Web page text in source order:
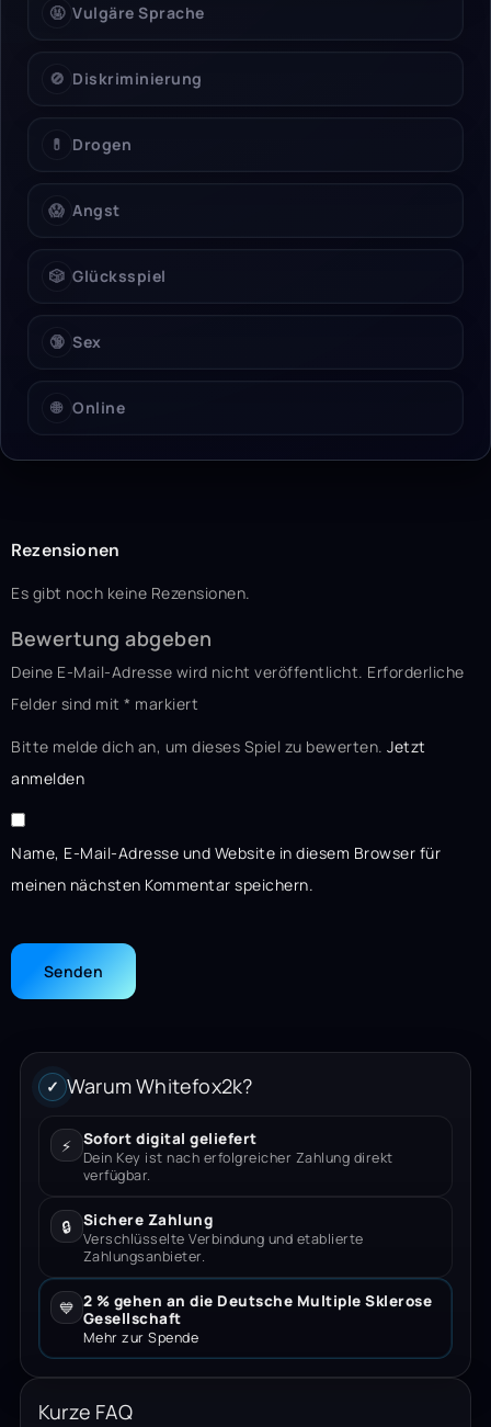
🤬 Vulgäre Sprache
🚫 Diskriminierung
💊 Drogen
😱 Angst
🎲 Glücksspiel
🔞 Sex
🌐 Online
Rezensionen
Es gibt noch keine Rezensionen.
Bewertung abgeben
Deine E-Mail-Adresse wird nicht veröffentlicht. Erforderliche
Felder sind mit * markiert
Bitte melde dich an, um dieses Spiel zu bewerten. Jetzt
anmelden
Name, E-Mail-Adresse und Website in diesem Browser für
meinen nächsten Kommentar speichern.
✓ Warum Whitefox2k?
⚡ Sofort digital geliefert
Dein Key ist nach erfolgreicher Zahlung direkt
verfügbar.
🔒 Sichere Zahlung
Verschlüsselte Verbindung und etablierte
Zahlungsanbieter.
💙 2 % gehen an die Deutsche Multiple Sklerose
Gesellschaft
Mehr zur Spende
Kurze FAQ